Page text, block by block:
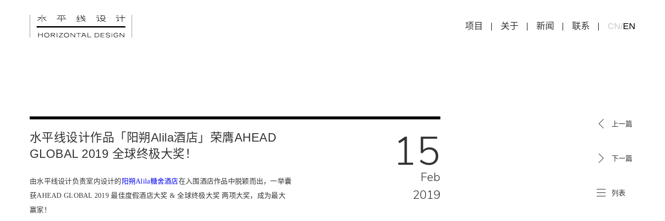
项目 关于 新闻 联系 CN/EN
水平线设计作品「阳朔Alila酒店」荣膺AHEAD
GLOBAL 2019 全球终极大奖！
15
Feb
2019
由水平线设计负责室内设计的 阳朔Alila糖舍酒店在入围酒店作品中脱颖而出，一举囊
获AHEAD GLOBAL 2019 最佳度假酒店大奖 & 全球终极大奖 两项大奖，成为最大
赢家！
上一篇
下一篇
列表